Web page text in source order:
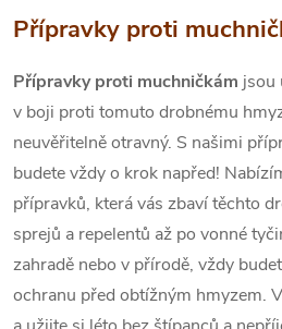
Přípravky proti
Přípravky proti muchničkám jsou
v boji proti tomuto drobnému
neuvěřitelně otravný. S našimi
budete vždy o krok napřed!
přípravků, která vás zbaví těchto
sprejů a repelentů až po vonné
zahradě nebo v přírodě, vždy
ochranu před obtížným hmyzem.